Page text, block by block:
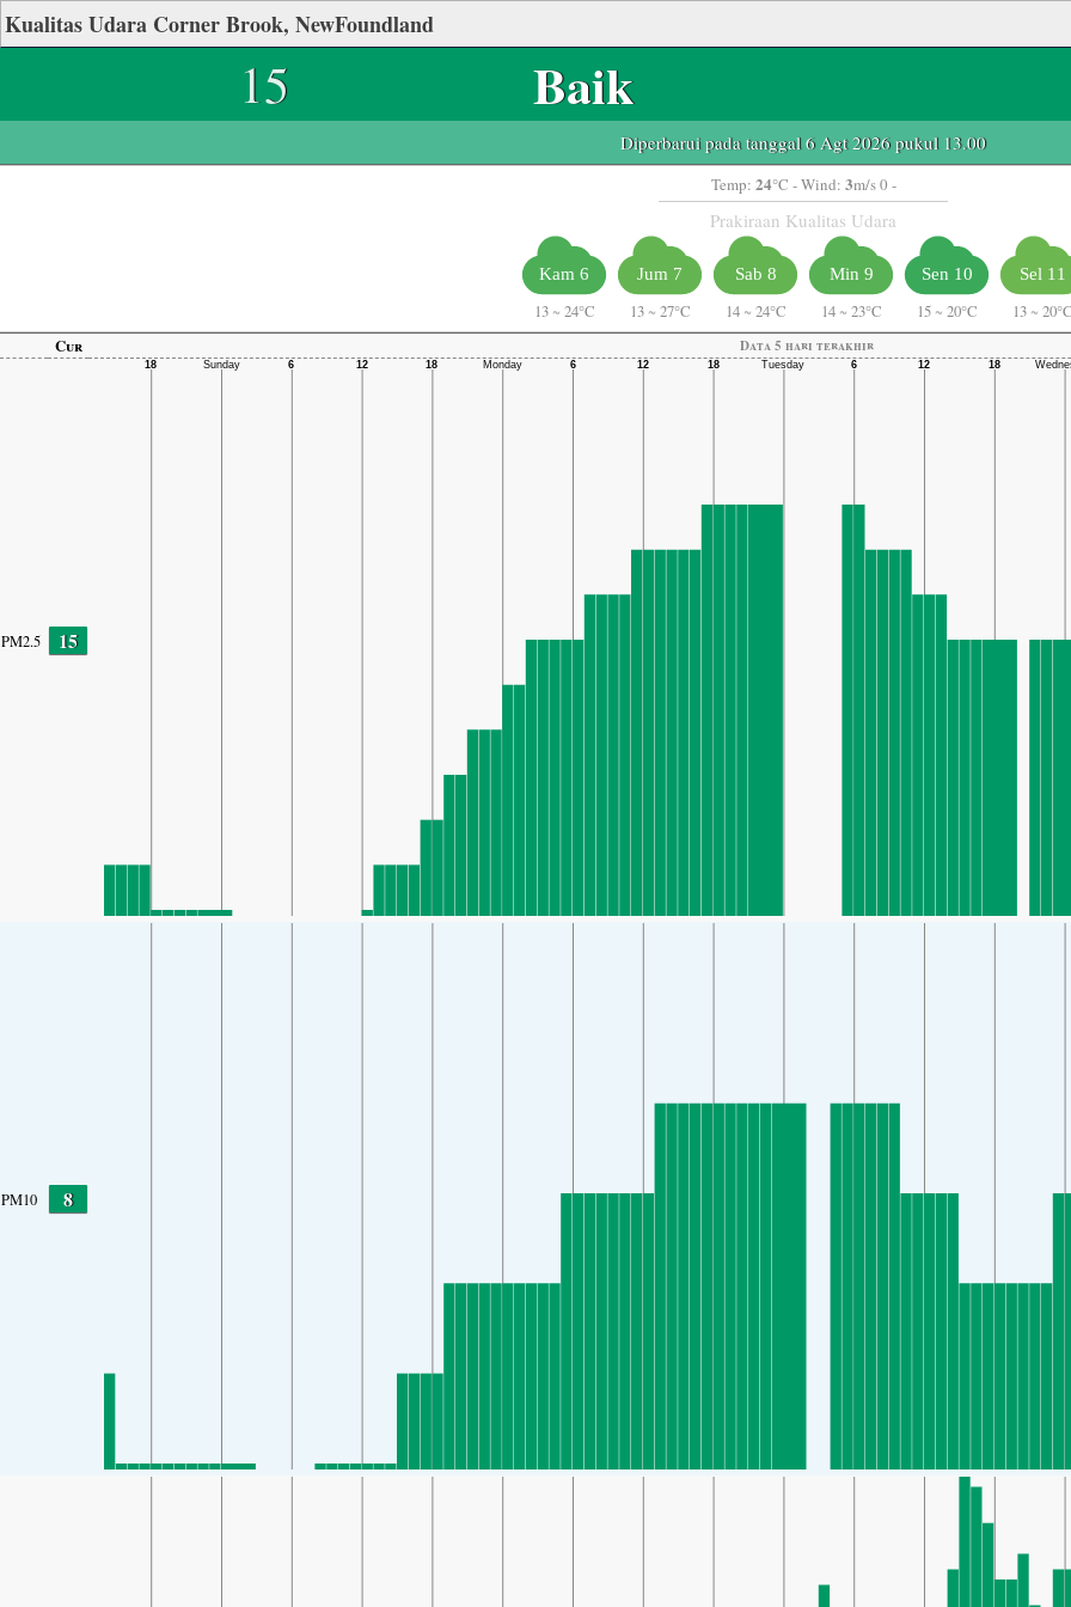
Kualitas Udara Corner Brook, NewFoundland
15 Baik
Diperbarui pada tanggal 6 Agt 2026 pukul 13.00
Temp: 24°C - Wind: 3m/s 0 -
Prakiraan Kualitas Udara
Kam 6
13 ~ 24°C
Jum 7
13 ~ 27°C
Sab 8
14 ~ 24°C
Min 9
14 ~ 23°C
Sen 10
15 ~ 20°C
Sel 11
13 ~
Cur
Data 5 hari terakhir
PM2.5 15
PM10 8